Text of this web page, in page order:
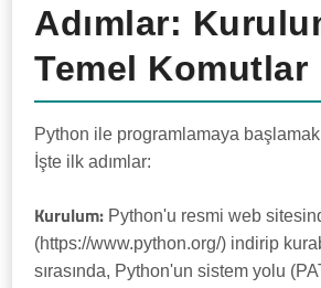
Adımlar:
Temel Komutlar
Python ile programlamaya
İşte ilk adımlar:
Kurulum: Python'u resmi web
(https://www.python.org/) indirip
sırasında, Python'un sistem yolu